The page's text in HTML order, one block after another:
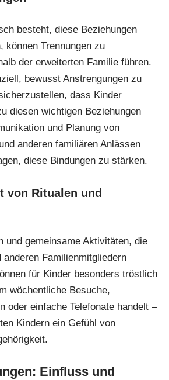
besteht, diese Beziehungen
können Trennungen zu
der erweiterten Familie führen.
bewusst Anstrengungen zu
dass Kinder
diesen wichtigen Beziehungen
und Planung von
anderen familiären Anlässen
diese Bindungen zu stärken.
von Ritualen und
und gemeinsame Aktivitäten, die
Familienmitgliedern
für Kinder besonders tröstlich
wöchentliche Besuche,
oder einfache Telefonate handelt –
Kindern ein Gefühl von
Einfluss und